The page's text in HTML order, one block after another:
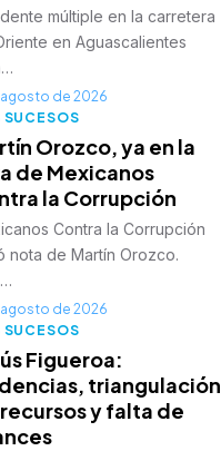
múltiple en la carretera
en Aguascalientes
de 2026
SUCESOS
Orozco, ya en la
de Mexicanos
la Corrupción
Contra la Corrupción
nota de Martín Orozco.
de 2026
SUCESOS
Figueroa:
triangulación
y falta de